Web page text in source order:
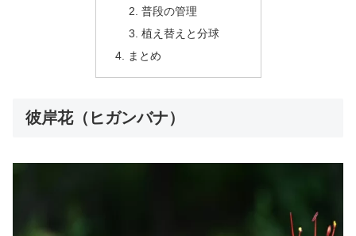
普段の管理
植え替えと分球
まとめ
彼岸花（ヒガンバナ）